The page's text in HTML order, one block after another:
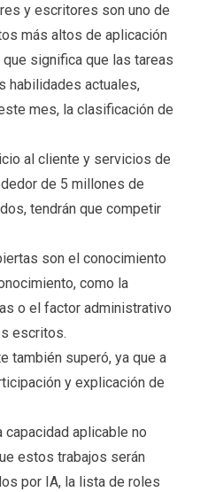
y escritores son uno de
más altos de aplicación
significa que las tareas
habilidades actuales,
mes, la clasificación de
al cliente y servicios de
de 5 millones de
tendrán que competir
son el conocimiento
como la
o el factor administrativo
escritos.
también superó, ya que a
y explicación de
aplicable no
estos trabajos serán
por IA, la lista de roles